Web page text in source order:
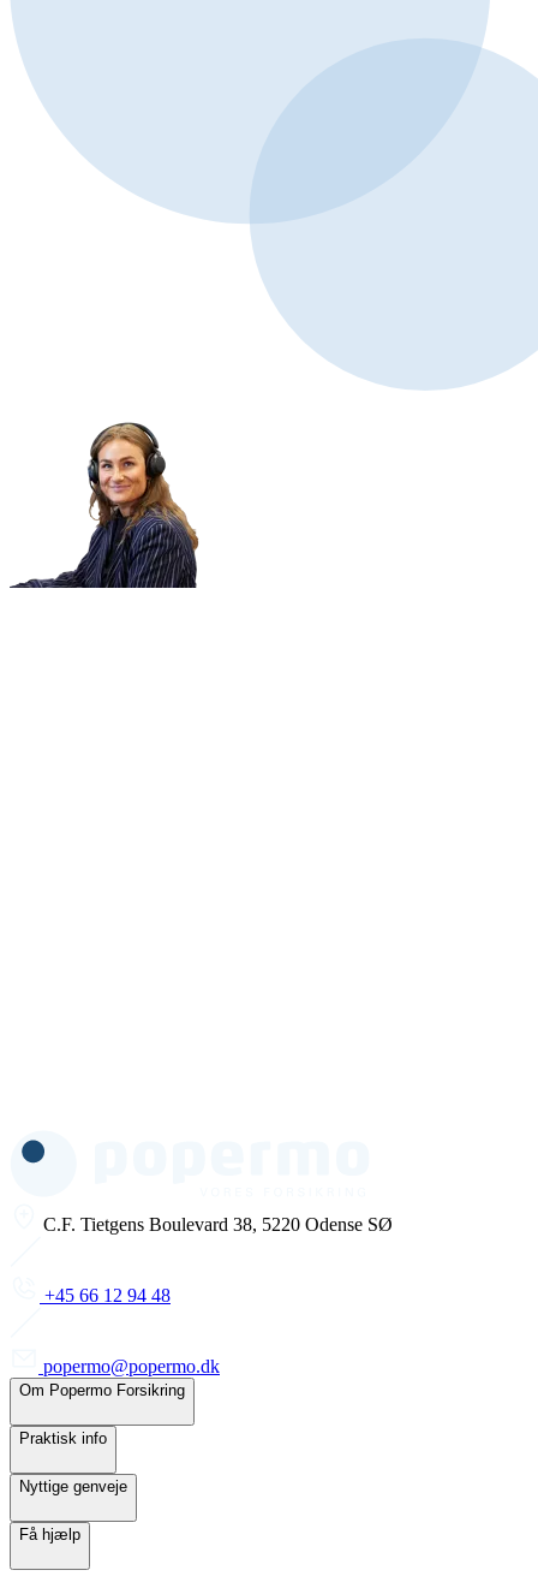
C.F. Tietgens Boulevard 38, 5220 Odense SØ
+45 66 12 94 48
popermo@popermo.dk
Om Popermo Forsikring
Praktisk info
Nyttige genveje
Få hjælp